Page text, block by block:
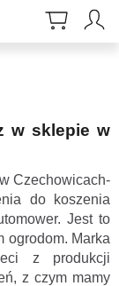
w sklepie w
Czechowicach-
do koszenia
Jest to
ogrodom. Marka
z produkcji
z czym mamy